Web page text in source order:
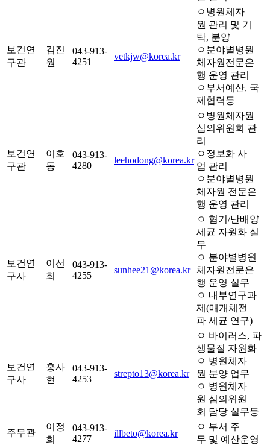
보건연
구관
김진
원
043-913-
4251
vetkjw@korea.kr
ㅇ병원체자
원 관리 및 기
탁, 분양
ㅇ분야별병원
체자원전문은
행 운영 관리
ㅇ부서예산, 국
제협력등
보건연
구관
이호
동
043-913-
4280
leehodong@korea.kr
ㅇ병원체자원
심의위원회 관
리
ㅇ정보화 사
업 관리
ㅇ분야별병원
체자원 전문은
행 운영 관리
보건연
구사
이선
희
043-913-
4255
sunhee21@korea.kr
ㅇ 혐기/난배양
세균 자원화 실
무
ㅇ 분야별병원
체자원전문은
행 운영 실무
ㅇ 내부연구과
제(매개체전
파 세균 연구)
보건연
구사
홍사
현
043-913-
4253
strepto13@korea.kr
ㅇ 바이러스, 파
생물질 자원화
ㅇ 병원체자
원 분양 업무
ㅇ 병원체자
원 심의위원
회 담당 실무등
주무관
이정
희
043-913-
4277
illbeto@korea.kr
ㅇ 부서 주
무 및 예산운영